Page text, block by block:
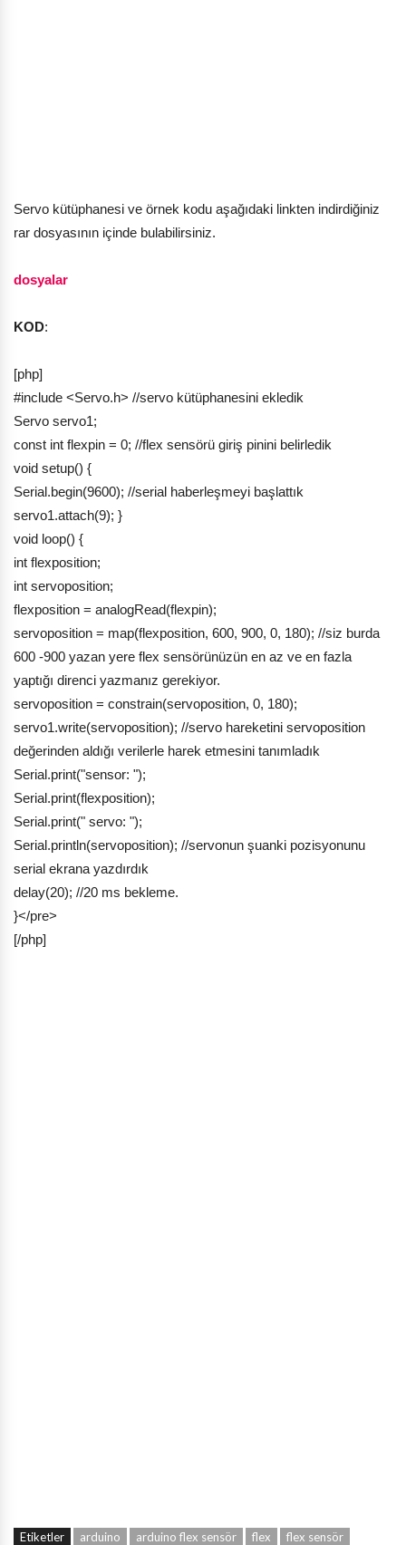
Servo kütüphanesi ve örnek kodu aşağıdaki linkten indirdiğiniz
rar dosyasının içinde bulabilirsiniz.
dosyalar
KOD:
[php]
#include <Servo.h> //servo kütüphanesini ekledik
Servo servo1;
const int flexpin = 0; //flex sensörü giriş pinini belirledik
void setup() {
Serial.begin(9600); //serial haberleşmeyi başlattık
servo1.attach(9); }
void loop() {
int flexposition;
int servoposition;
flexposition = analogRead(flexpin);
servoposition = map(flexposition, 600, 900, 0, 180); //siz burda
600 -900 yazan yere flex sensörünüzün en az ve en fazla
yaptığı direnci yazmanız gerekiyor.
servoposition = constrain(servoposition, 0, 180);
servo1.write(servoposition); //servo hareketini servoposition
değerinden aldığı verilerle harek etmesini tanımladık
Serial.print("sensor: ");
Serial.print(flexposition);
Serial.print(" servo: ");
Serial.println(servoposition); //servonun şuanki pozisyonunu
serial ekrana yazdırdık
delay(20); //20 ms bekleme.
}</pre>
[/php]
Etiketler arduino arduino flex sensör flex
flex sensör